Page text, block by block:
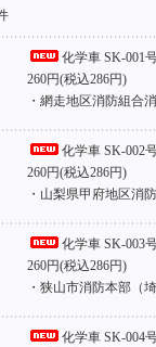
化学車 SK-001
260円(税込286円)
・網走地区消防組合
化学車 SK-002
260円(税込286円)
・山梨県甲府地区消
化学車 SK-003
260円(税込286円)
・狭山市消防本部（
化学車 SK-004